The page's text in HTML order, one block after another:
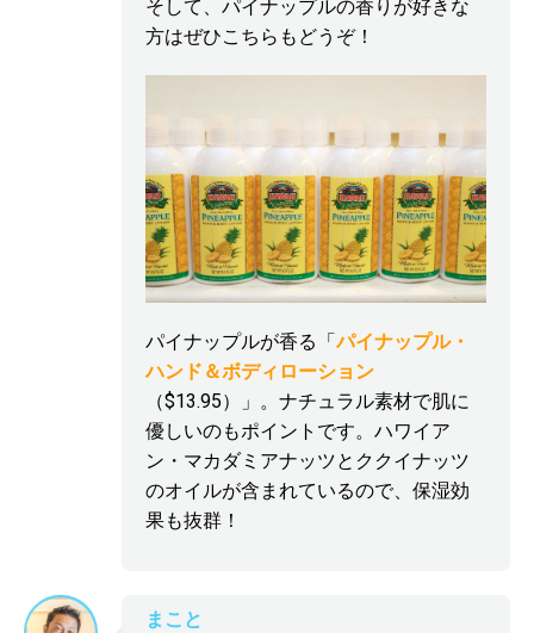
そして、パイナップルの香りが好きな
方はぜひこちらもどうぞ！
パイナップルが香る「パイナップル・
ハンド＆ボディローション
（$13.95）」。ナチュラル素材で肌に
優しいのもポイントです。ハワイア
ン・マカダミアナッツとククイナッツ
のオイルが含まれているので、保湿効
果も抜群！
まこと